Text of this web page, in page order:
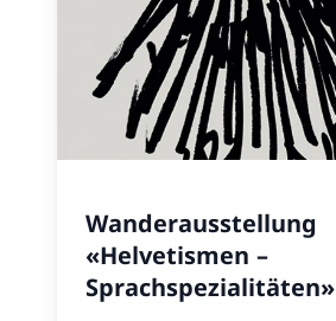
Wanderausstellung
«Helvetismen –
Sprachspezialitäten»